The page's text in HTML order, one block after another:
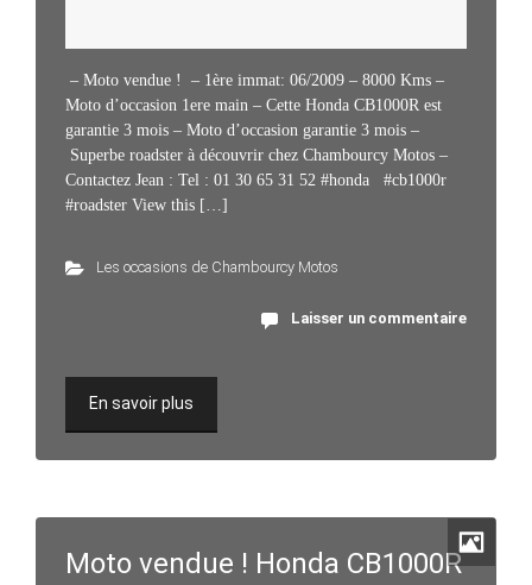
– Moto vendue ! – 1ère immat: 06/2009 – 8000 Kms –
Moto d’occasion 1ere main – Cette Honda CB1000R est
garantie 3 mois – Moto d’occasion garantie 3 mois –
Superbe roadster à découvrir chez Chambourcy Motos –
Contactez Jean : Tel : 01 30 65 31 52 #honda #cb1000r
#roadster View this […]
Les occasions de Chambourcy Motos
Laisser un commentaire
En savoir plus
Moto vendue ! Honda CB1000R